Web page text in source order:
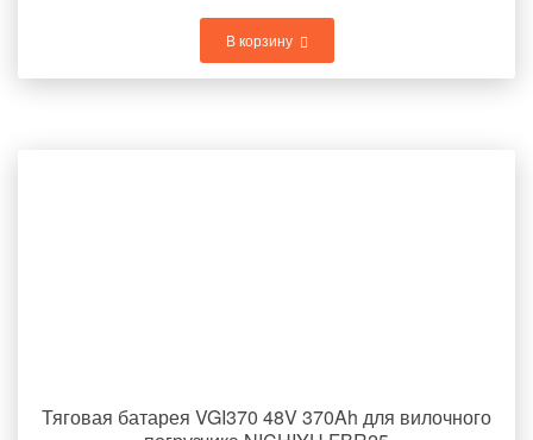
В корзину
Тяговая батарея VGI370 48V 370Ah для вилочного